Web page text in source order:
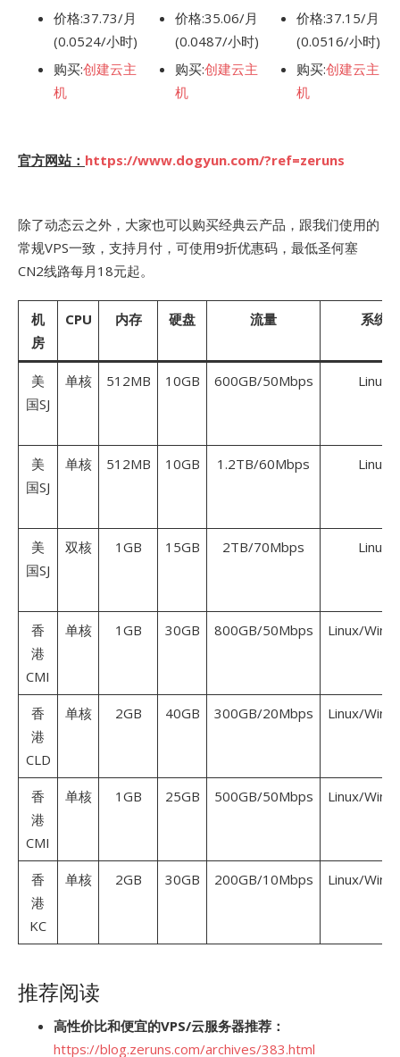
价格:37.73/月
(0.0524/小时)
购买:创建云主
机
价格:35.06/月
(0.0487/小时)
购买:创建云主
机
价格:37.15/月
(0.0516/小时)
购买:创建云主
机
官方网站： https://www.dogyun.com/?ref=zeruns
除了动态云之外，大家也可以购买经典云产品，跟我们使用的
常规VPS一致，支持月付，可使用9折优惠码，最低圣何塞
CN2线路每月18元起。
机
房
CPU 内存 硬盘 流量 系统
美
国SJ
单核 512MB 10GB 600GB/50Mbps Linux
美
国SJ
单核 512MB 10GB 1.2TB/60Mbps Linux
美
国SJ
双核 1GB 15GB 2TB/70Mbps Linux
香
港
CMI
单核 1GB 30GB 800GB/50Mbps Linux/
香
港
CLD
单核 2GB 40GB 300GB/20Mbps Linux/
香
港
CMI
单核 1GB 25GB 500GB/50Mbps Linux/
香
港
KC
单核 2GB 30GB 200GB/10Mbps Linux/
推荐阅读
高性价比和便宜的VPS/云服务器推荐：
https://blog.zeruns.com/archives/383.html